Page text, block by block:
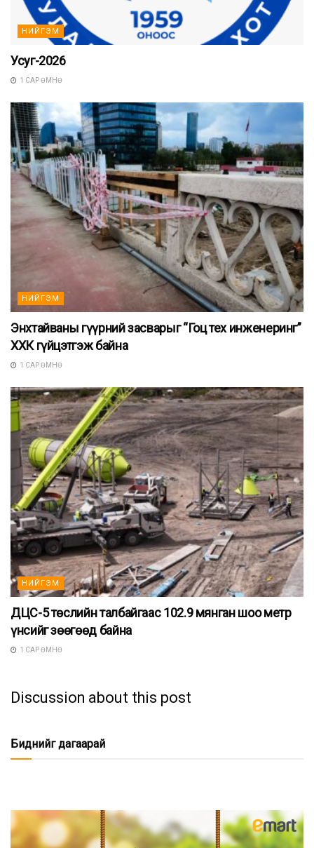
НИЙГЭМ
Усуг-2026
1 САР ӨМНӨ
НИЙГЭМ
Энхтайваны гүүрний засварыг “Гоц тех инженеринг”
ХХК гүйцэтгэж байна
1 САР ӨМНӨ
НИЙГЭМ
ДЦС-5 төслийн талбайгаас 102.9 мянган шоо метр
үнсийг зөөгөөд байна
1 САР ӨМНӨ
Discussion about this post
Биднийг дагаарай